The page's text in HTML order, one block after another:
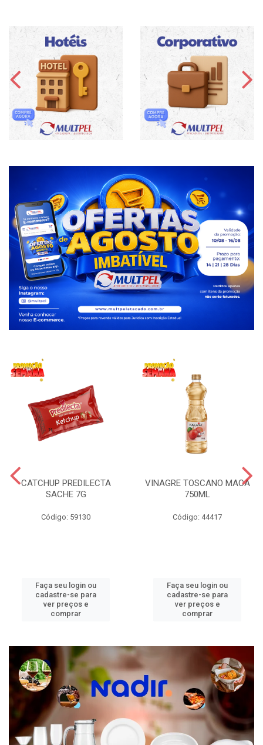
CATCHUP PREDILECTA
SACHE 7G
Código: 59130
Faça seu login ou
cadastre-se para
ver preços e
comprar
VINAGRE TOSCANO MACA
750ML
Código: 44417
Faça seu login ou
cadastre-se para
ver preços e
comprar